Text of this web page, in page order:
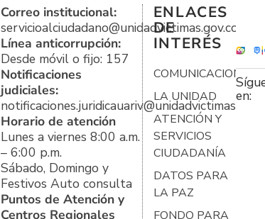
Correo institucional:
servicioalciudadano@unidadvictimas.gov.co
Línea anticorrupción:
Desde móvil o fijo: 157
Notificaciones
judiciales:
notificaciones.juridicauariv@unidadvictimas.gov.co
Horario de atención
Lunes a viernes 8:00 a.m.
– 6:00 p.m.
Sábado, Domingo y
Festivos Auto consulta
Puntos de Atención y
Centros Regionales
ENLACES
DE
INTERÉS
COMUNICACIONES
LA UNIDAD
ATENCIÓN Y
SERVICIOS
CIUDADANÍA
DATOS PARA
LA PAZ
FONDO PARA
en: